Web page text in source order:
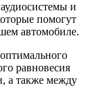
и
помогут
автомобиле.
равновесия
а также между